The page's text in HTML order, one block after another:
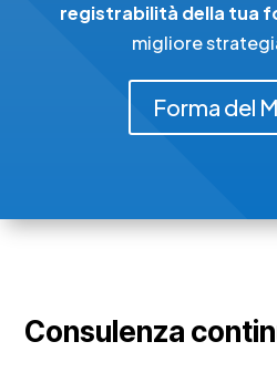
registrabilità della tua
migliore
Forma del
Consulenza